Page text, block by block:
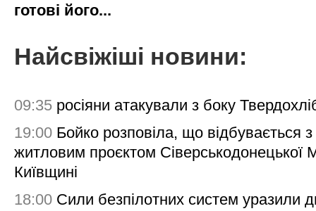
готові його...
Найсвіжіші новини:
09:35 росіяни атакували з боку
19:00 Бойко розповіла, що відбувається з
житловим проєктом Сіверськодонецької
Київщині
18:00 Сили безпілотних систем уразили